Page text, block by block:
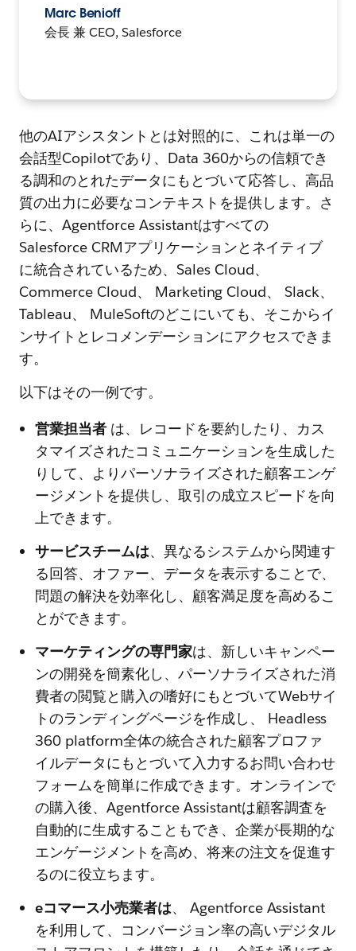
Marc Benioff
会長 兼 CEO, Salesforce
他のAIアシスタントとは対照的に、これは単一の
会話型Copilotであり、Data 360からの信頼でき
る調和のとれたデータにもとづいて応答し、高品
質の出力に必要なコンテキストを提供します。さ
らに、Agentforce Assistantはすべての
Salesforce CRMアプリケーションとネイティブ
に統合されているため、Sales Cloud、
Commerce Cloud、 Marketing Cloud、 Slack、
Tableau、 MuleSoftのどこにいても、そこからイ
ンサイトとレコメンデーションにアクセスできま
す。
以下はその一例です。
営業担当者は、レコードを要約したり、カス
タマイズされたコミュニケーションを生成した
りして、よりパーソナライズされた顧客エンゲ
ージメントを提供し、取引の成立スピードを向
上できます。
サービスチームは、異なるシステムから関連す
る回答、オファー、データを表示することで、
問題の解決を効率化し、顧客満足度を高めるこ
とができます。
マーケティングの専門家は、新しいキャンペー
ンの開発を簡素化し、パーソナライズされた消
費者の閲覧と購入の嗜好にもとづいてWebサイ
トのランディングページを作成し、 Headless
360 platform全体の統合された顧客プロファ
イルデータにもとづいて入力するお問い合わせ
フォームを簡単に作成できます。オンラインで
の購入後、Agentforce Assistantは顧客調査を
自動的に生成することもでき、企業が長期的な
エンゲージメントを高め、将来の注文を促進す
るのに役立ちます。
eコマース小売業者は、 Agentforce Assistant
を利用して、コンバージョン率の高いデジタル